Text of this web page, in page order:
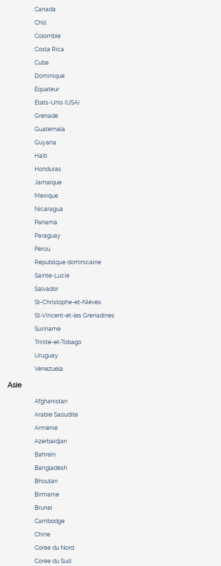
Canada
Chili
Colombie
Costa Rica
Cuba
Dominique
Équateur
États-Unis (USA)
Grenade
Guatemala
Guyana
Haïti
Honduras
Jamaïque
Mexique
Nicaragua
Panamá
Paraguay
Pérou
République dominicaine
Sainte-Lucie
Salvador
St-Christophe-et-Niévès
St-Vincent-et-les Grenadines
Suriname
Trinité-et-Tobago
Uruguay
Venezuela
Asie
Afghanistan
Arabie Saoudite
Arménie
Azerbaïdjan
Bahreïn
Bangladesh
Bhoutan
Birmanie
Brunei
Cambodge
Chine
Corée du Nord
Corée du Sud